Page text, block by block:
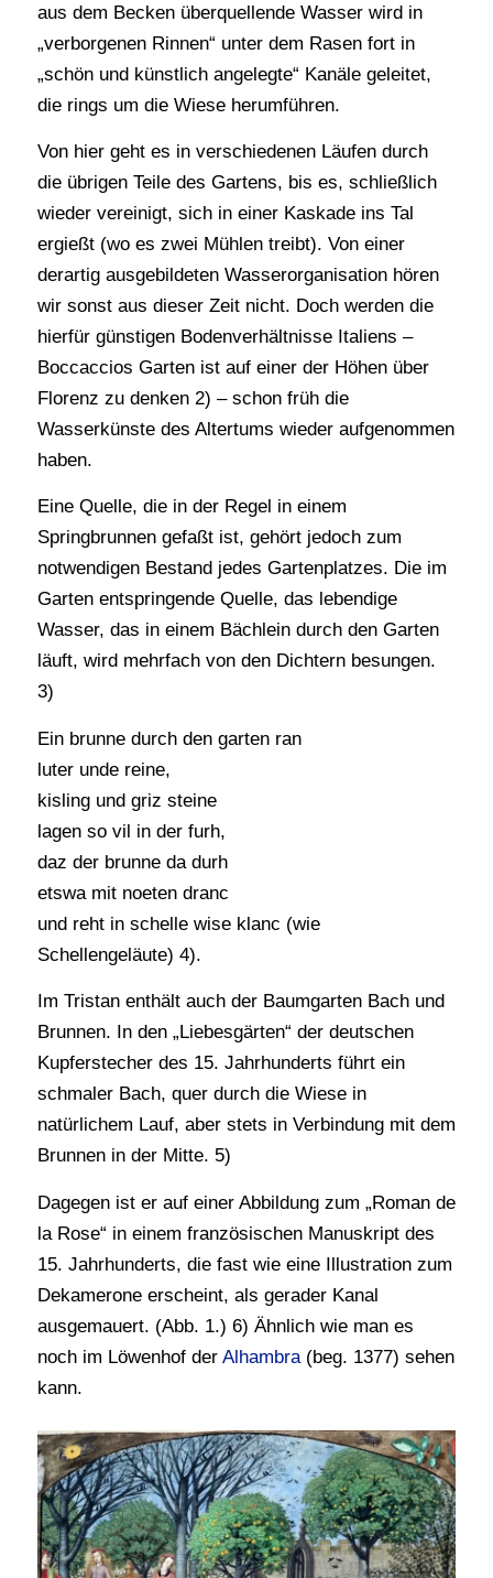
aus dem Becken überquellende Wasser wird in
„verborgenen Rinnen“ unter dem Rasen fort in
„schön und künstlich angelegte“ Kanäle geleitet,
die rings um die Wiese herumführen.
Von hier geht es in verschiedenen Läufen durch
die übrigen Teile des Gartens, bis es, schließlich
wieder vereinigt, sich in einer Kaskade ins Tal
ergießt (wo es zwei Mühlen treibt). Von einer
derartig ausgebildeten Wasserorganisation hören
wir sonst aus dieser Zeit nicht. Doch werden die
hierfür günstigen Bodenverhältnisse Italiens –
Boccaccios Garten ist auf einer der Höhen über
Florenz zu denken 2) – schon früh die
Wasserkünste des Altertums wieder aufgenommen
haben.
Eine Quelle, die in der Regel in einem
Springbrunnen gefaßt ist, gehört jedoch zum
notwendigen Bestand jedes Gartenplatzes. Die im
Garten entspringende Quelle, das lebendige
Wasser, das in einem Bächlein durch den Garten
läuft, wird mehrfach von den Dichtern besungen.
3)
Ein brunne durch den garten ran
luter unde reine,
kisling und griz steine
lagen so vil in der furh,
daz der brunne da durh
etswa mit noeten dranc
und reht in schelle wise klanc (wie
Schellengeläute) 4).
Im Tristan enthält auch der Baumgarten Bach und
Brunnen. In den „Liebesgärten“ der deutschen
Kupferstecher des 15. Jahrhunderts führt ein
schmaler Bach, quer durch die Wiese in
natürlichem Lauf, aber stets in Verbindung mit dem
Brunnen in der Mitte. 5)
Dagegen ist er auf einer Abbildung zum „Roman de
la Rose“ in einem französischen Manuskript des
15. Jahrhunderts, die fast wie eine Illustration zum
Dekamerone erscheint, als gerader Kanal
ausgemauert. (Abb. 1.) 6) Ähnlich wie man es
noch im Löwenhof der Alhambra(beg. 1377) sehen
kann.